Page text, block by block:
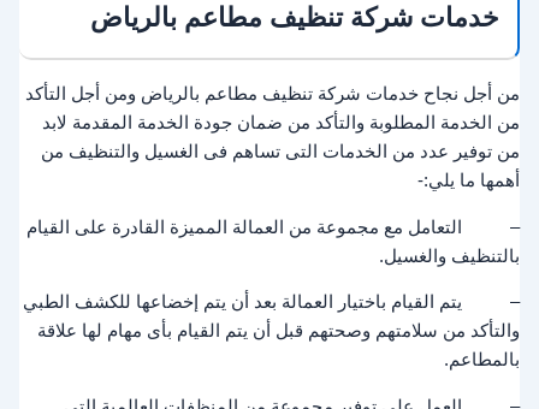
خدمات شركة تنظيف مطاعم بالرياض
من أجل نجاح خدمات شركة تنظيف مطاعم بالرياض ومن أجل التأكد
من الخدمة المطلوبة والتأكد من ضمان جودة الخدمة المقدمة لابد
من توفير عدد من الخدمات التى تساهم فى الغسيل والتنظيف من
أهمها ما يلي:-
– التعامل مع مجموعة من العمالة المميزة القادرة على القيام
بالتنظيف والغسيل.
– يتم القيام باختيار العمالة بعد أن يتم إخضاعها للكشف الطبي
والتأكد من سلامتهم وصحتهم قبل أن يتم القيام بأى مهام لها علاقة
بالمطاعم.